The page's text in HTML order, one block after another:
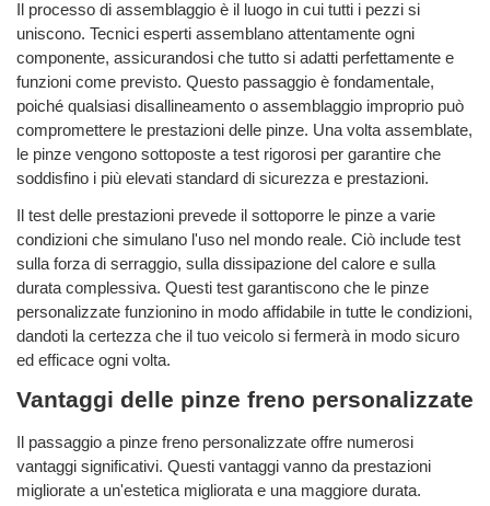
Il processo di assemblaggio è il luogo in cui tutti i pezzi si
uniscono. Tecnici esperti assemblano attentamente ogni
componente, assicurandosi che tutto si adatti perfettamente e
funzioni come previsto. Questo passaggio è fondamentale,
poiché qualsiasi disallineamento o assemblaggio improprio può
compromettere le prestazioni delle pinze. Una volta assemblate,
le pinze vengono sottoposte a test rigorosi per garantire che
soddisfino i più elevati standard di sicurezza e prestazioni.
Il test delle prestazioni prevede il sottoporre le pinze a varie
condizioni che simulano l'uso nel mondo reale. Ciò include test
sulla forza di serraggio, sulla dissipazione del calore e sulla
durata complessiva. Questi test garantiscono che le pinze
personalizzate funzionino in modo affidabile in tutte le condizioni,
dandoti la certezza che il tuo veicolo si fermerà in modo sicuro
ed efficace ogni volta.
Vantaggi delle pinze freno personalizzate
Il passaggio a pinze freno personalizzate offre numerosi
vantaggi significativi. Questi vantaggi vanno da prestazioni
migliorate a un'estetica migliorata e una maggiore durata.